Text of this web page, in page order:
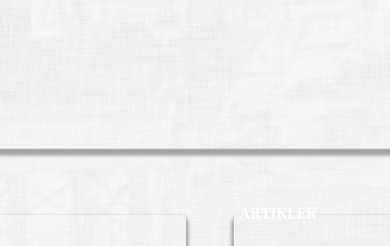
ARTIKLER